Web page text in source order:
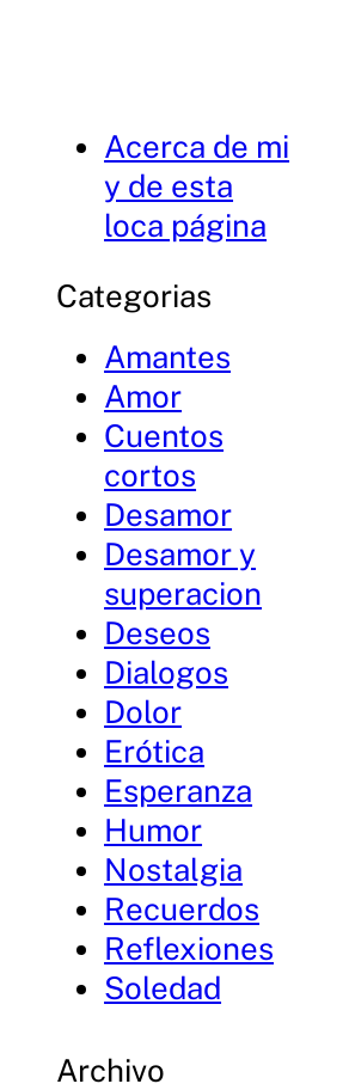
Acerca de mi
y de esta
loca página
Categorias
Amantes
Amor
Cuentos
cortos
Desamor
Desamor y
superacion
Deseos
Dialogos
Dolor
Erótica
Esperanza
Humor
Nostalgia
Recuerdos
Reflexiones
Soledad
Archivo